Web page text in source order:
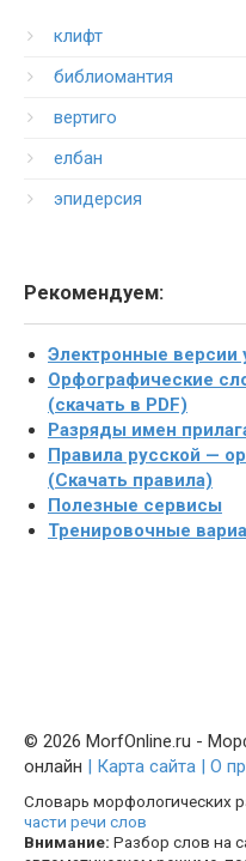
клифт
библиомантия
вертиго
елбан
эпидерсия
Рекомендуем:
Электронные версии
Орфографические
(скачать в PDF)
Разряды имен
Правила русской —
(Скачать правила)
Полезные сервисы
Тренировочные
© 2026 MorfOnline.ru -
онлайн | Карта сайта | О
Словарь морфологических
части речи слов
Внимание: Разбор слов на